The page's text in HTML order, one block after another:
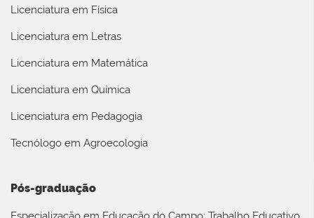
Licenciatura em Física
Licenciatura em Letras
Licenciatura em Matemática
Licenciatura em Química
Licenciatura em Pedagogia
Tecnólogo em Agroecologia
Pós-graduação